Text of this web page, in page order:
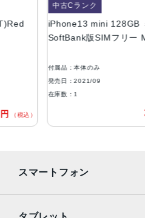
液晶
5.4インチ（対角）オールス
IEC規格60529にもとづく
最大30
カメ
ームアウト最大5倍
円 （税込）
iPhone13 mini 128GB
SoftBank版SIMフリー
中古Cランク
付属品：本体のみ
発売日：2021/09
在庫数：1
スマートフォン